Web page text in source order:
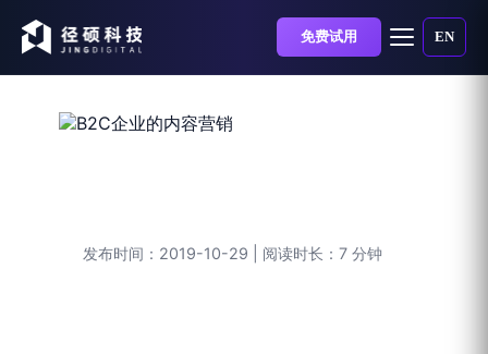
免费试用 EN
发布时间：2019-10-29 | 阅读时长：7 分钟